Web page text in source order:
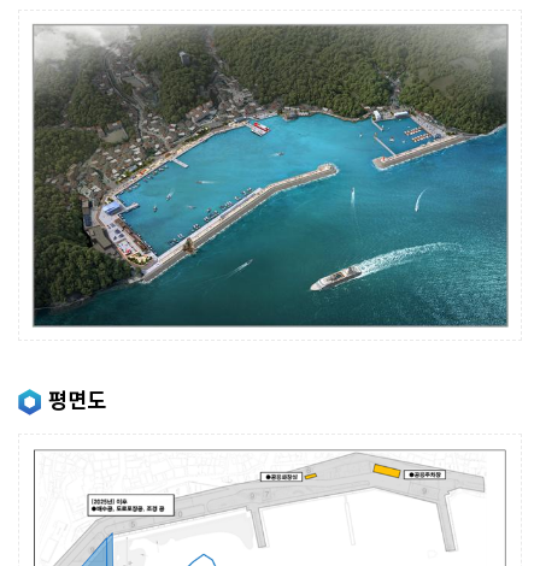
평면도